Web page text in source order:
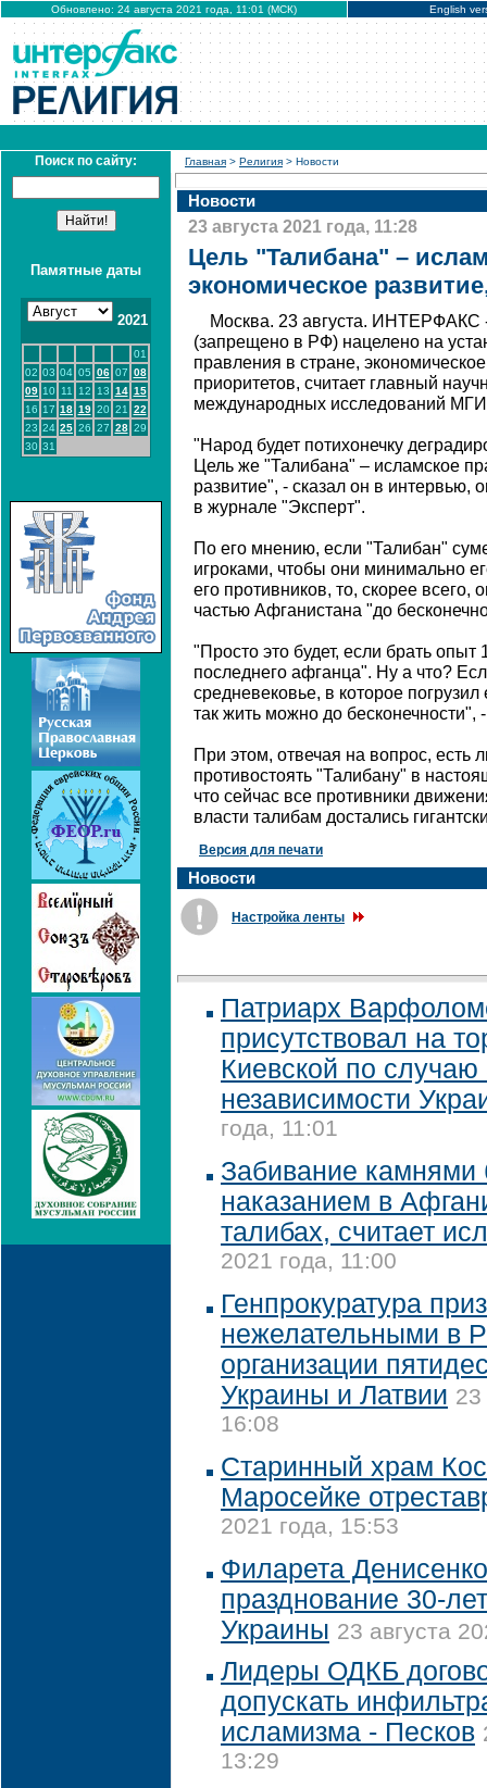
Обновлено: 24 августа 2021 года, 11:01 (МСК) English
Поиск по сайту:
Памятные даты
2021
01
02 03 04 05 06 07 08
09 10 11 12 13 14 15
16 17 18 19 20 21
22
23 24 25 26 27 28 29
30 31
Главная > Религия > Новости
Новости
23 августа 2021 года, 11:28
Цель "Талибана" –
экономическое
Москва. 23 августа. ИНТЕРФАКС
(запрещено в РФ) нацелено на
правления в стране,
приоритетов, считает главный
международных исследований
"Народ будет потихонечку
Цель же "Талибана" – исламское
развитие", - сказал он в интервью,
в журнале "Эксперт".
По его мнению, если "Талибан"
игроками, чтобы они минимально
его противников, то, скорее всего,
частью Афганистана "до
"Просто это будет, если брать опыт
последнего афганца". Ну а что?
средневековье, в которое
так жить можно до бесконечности",
При этом, отвечая на вопрос, есть
противостоять "Талибану" в
что сейчас все противники
власти талибам достались
Версия для печати
Новости
Настройка ленты
Патриарх
присутствовал на
Киевской по случаю
независимости
года, 11:01
Забивание камнями
наказанием в
талибах, считает
2021 года, 11:00
Генпрокуратура
нежелательными в
организации
Украины и Латвии 23
16:08
Старинный храм
Маросейке
2021 года, 15:53
Филарета
празднование 30-
Украины 23 августа
Лидеры ОДКБ
допускать
исламизма - Песков
13:29